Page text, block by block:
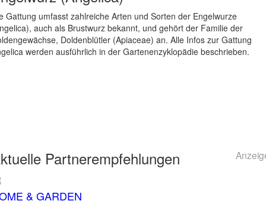
Gattung umfasst zahlreiche Arten und Sorten der Engelwurze
auch als Brustwurz bekannt, und gehört der Familie der
Doldenblütler (Apiaceae) an. Alle Infos zur Gattung
werden ausführlich in der Gartenenzyklopädie beschrieben.
Partnerempfehlungen
& GARDEN